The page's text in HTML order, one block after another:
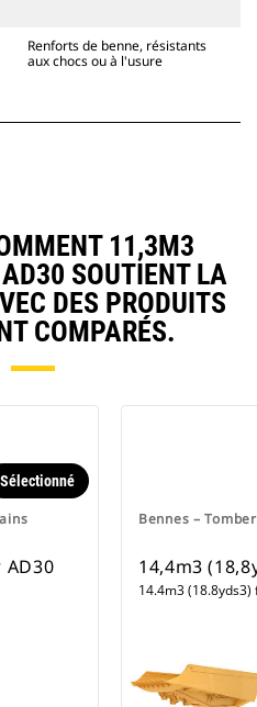
Renforts de benne, résistants
aux chocs ou à l'usure
11,3M3
SOUTIENT LA
DES PRODUITS
COMPARÉS.
Sélectionné
AD30
Bennes –
14,4m3
14.4m3 (18.8yds3)